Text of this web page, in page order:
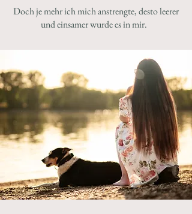
Doch je mehr ich mich anstrengte, desto leerer
und einsamer wurde es in mir.